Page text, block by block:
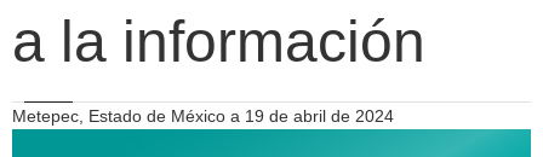
a la información
Metepec, Estado de México a 19 de abril de 2024